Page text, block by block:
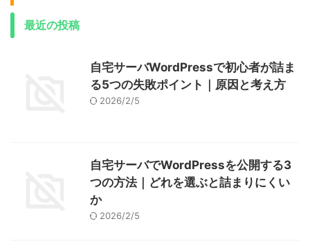
最近の投稿
自宅サーバWordPressで初心者が詰ま
る5つの失敗ポイント｜原因と考え方
2026/2/5
自宅サーバでWordPressを公開する3
つの方法｜どれを選ぶと詰まりにくい
か
2026/2/5